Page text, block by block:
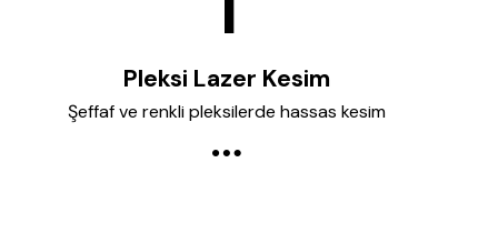
Pleksi Lazer Kesim
Şeffaf ve renkli pleksilerde hassas kesim